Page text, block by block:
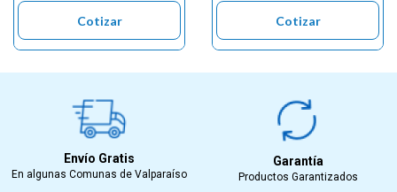
Cotizar Cotizar
Envío Gratis
En algunas Comunas de Valparaíso
Garantía
Productos Garantizados